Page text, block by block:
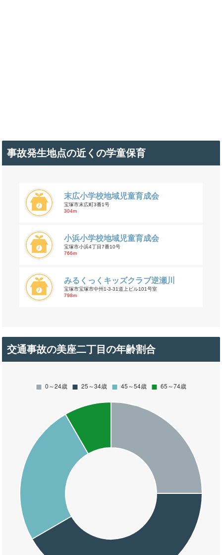
事故発生地点の近くの学童保育
末広小学校地域児童育成会
宝塚市末広町3番1号
304m
小浜小学校地域児童育成会
宝塚市小浜4丁目7番10号
766m
みるくっくキッズクラブ逆瀬川
宝塚市宝塚市中州1-3-31道上ビル101号室
798m
交通事故の美座二丁目の年齢割合